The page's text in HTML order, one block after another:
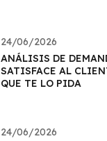
24/06/2026
ANÁLISIS DE
SATISFACE AL
QUE TE LO PIDA
24/06/2026